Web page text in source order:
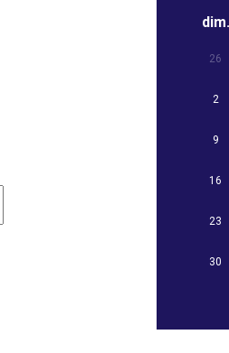
dim.
26
2
9
16
23
30